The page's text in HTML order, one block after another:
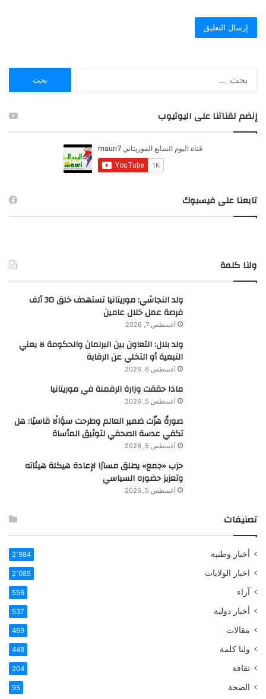
ن
:
إنضم لقناتنا على اليوتيوب
تابعنا على فيسبوك
ولنا كلمة
ولد النجاشي: موريتانيا تستهدف خلق 30 ألف
فرصة عمل خلال عامين
أغسطس 7, 2026
ولد بلال: التعاون بين البرلمان والحكومة لا يعني
التبعية أو التخلي عن الرقابة
أغسطس 6, 2026
ماذا حققت وزارة الرقمنة في موريتانيا
أغسطس 5, 2026
صورةٌ هزّت ضمير العالم وطرحت سؤالًا قاسيًا: هل
تكفي عدسة الصحفي لتوثيق المأساة
أغسطس 5, 2026
حزب «جمع» يطلق مسارًا لإعادة هيكلة هيئاته
وتعزيز حضوره السياسي
أغسطس 5, 2026
تصنيفات
أخبار وطنية 2٬984
اخبار الولايات 2٬085
آراء 556
أخبار دولية 537
مقالات 469
ولنا كلمة 448
ثقافة 204
الصحة 95